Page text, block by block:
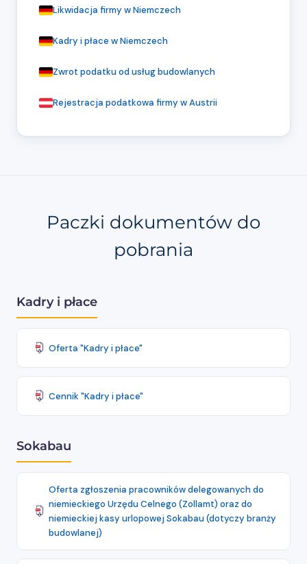
Likwidacja firmy w Niemczech
Kadry i płace w Niemczech
Zwrot podatku od usług budowlanych
Rejestracja podatkowa firmy w Austrii
Paczki dokumentów do
pobrania
Kadry i płace
Oferta "Kadry i płace"
Cennik "Kadry i płace"
Sokabau
Oferta zgłoszenia pracowników delegowanych do
niemieckiego Urzędu Celnego (Zollamt) oraz do
niemieckiej kasy urlopowej Sokabau (dotyczy branży
budowlanej)